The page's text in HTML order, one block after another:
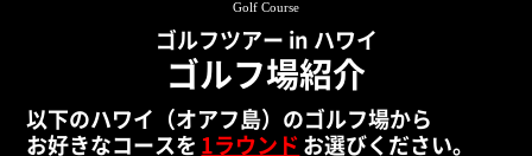
Golf Course
ゴルフツアー in ハワイ
ゴルフ場紹介
以下のハワイ（オアフ島）のゴルフ場から
お好きなコースを 1ラウンドお選びください。